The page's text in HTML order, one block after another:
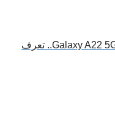
سامسونج تعلن رسميا عن هاتف Galaxy A22 5G.. تعرف